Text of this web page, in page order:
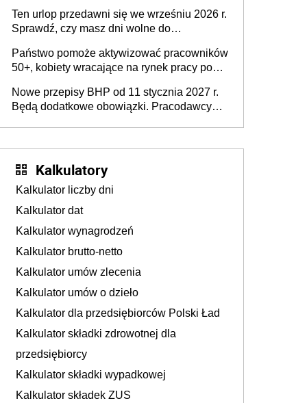
pracodawców [WYWIAD]
Ten urlop przedawni się we wrześniu 2026 r.
Sprawdź, czy masz dni wolne do
Państwo pomoże aktywizować pracowników
50+, kobiety wracające na rynek pracy po
osoby neuroatypowe. Powstanie Fundusz
na rzecz Inkluzywności w Zatrudnianiu?
Nowe przepisy BHP od 11 stycznia 2027 r.
Będą dodatkowe obowiązki. Pracodawcy
Kalkulatory
Kalkulator liczby dni
Kalkulator dat
Kalkulator wynagrodzeń
Kalkulator brutto-netto
Kalkulator umów zlecenia
Kalkulator umów o dzieło
Kalkulator dla przedsiębiorców Polski Ład
Kalkulator składki zdrowotnej dla
przedsiębiorcy
Kalkulator składki wypadkowej
Kalkulator składek ZUS